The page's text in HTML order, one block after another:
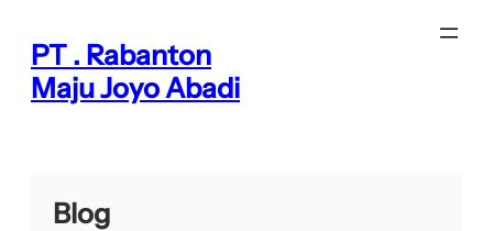
konten
PT . Rabanton
Maju Joyo Abadi
Blog